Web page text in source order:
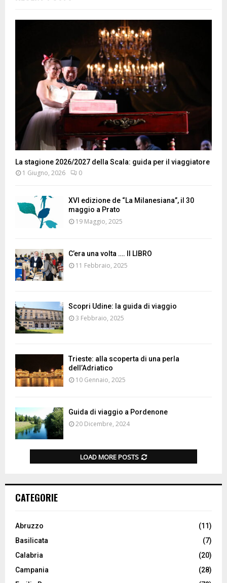
La stagione 2026/2027 della Scala: guida per il viaggiatore
1 Giugno, 2026 0
XVI edizione de “La Milanesiana”, il 30
maggio a Prato
19 Maggio, 2025
C’era una volta …. Il LIBRO
11 Febbraio, 2025
Scopri Udine: la guida di viaggio
3 Febbraio, 2025
Trieste: alla scoperta di una perla
dell’Adriatico
10 Gennaio, 2025
Guida di viaggio a Pordenone
20 Dicembre, 2024
LOAD MORE POSTS
CATEGORIE
Abruzzo
(11)
Basilicata
(7)
Calabria
(20)
Campania
(28)